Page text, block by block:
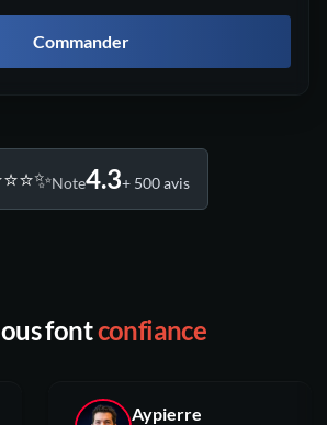
Commander
Note4.3+ 500 avis
fontconfiance
Aypierre